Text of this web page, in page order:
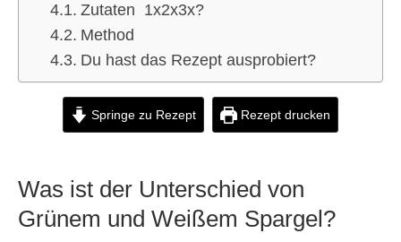
Zutaten 1x2x3x?
Method
Du hast das Rezept ausprobiert?
Springe zu Rezept Rezept drucken
Was ist der Unterschied von
Grünem und Weißem Spargel?